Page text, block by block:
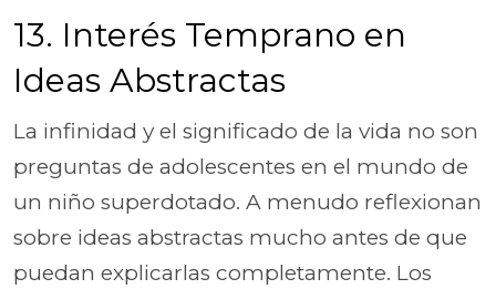
13. Interés Temprano en
Ideas Abstractas
La infinidad y el significado de la vida no son
preguntas de adolescentes en el mundo de
un niño superdotado. A menudo reflexionan
sobre ideas abstractas mucho antes de que
puedan explicarlas completamente. Los